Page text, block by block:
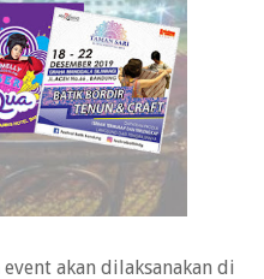
akan dilaksanakan di